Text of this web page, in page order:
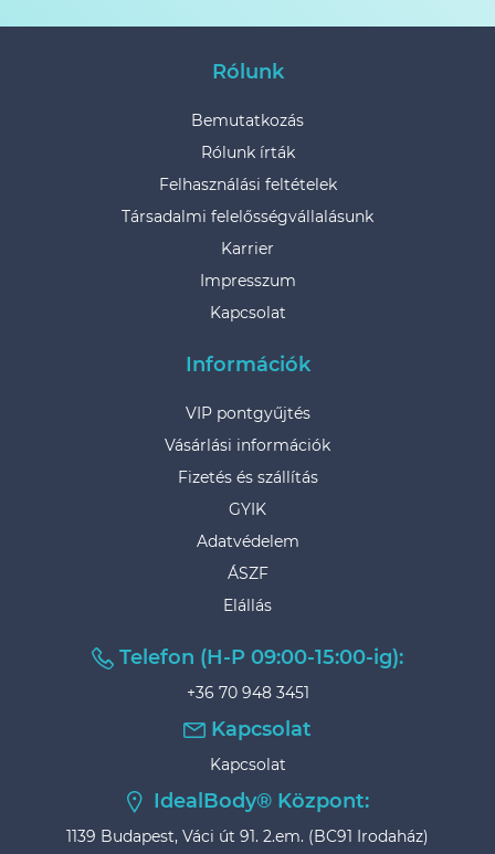
Rólunk
Bemutatkozás
Rólunk írták
Felhasználási feltételek
Társadalmi felelősségvállalásunk
Karrier
Impresszum
Kapcsolat
Információk
VIP pontgyűjtés
Vásárlási információk
Fizetés és szállítás
GYIK
Adatvédelem
ÁSZF
Elállás
Telefon (H-P 09:00-15:00-ig):
+36 70 948 3451
Kapcsolat
Kapcsolat
IdealBody® Központ:
1139 Budapest, Váci út 91. 2.em. (BC91 Irodaház)